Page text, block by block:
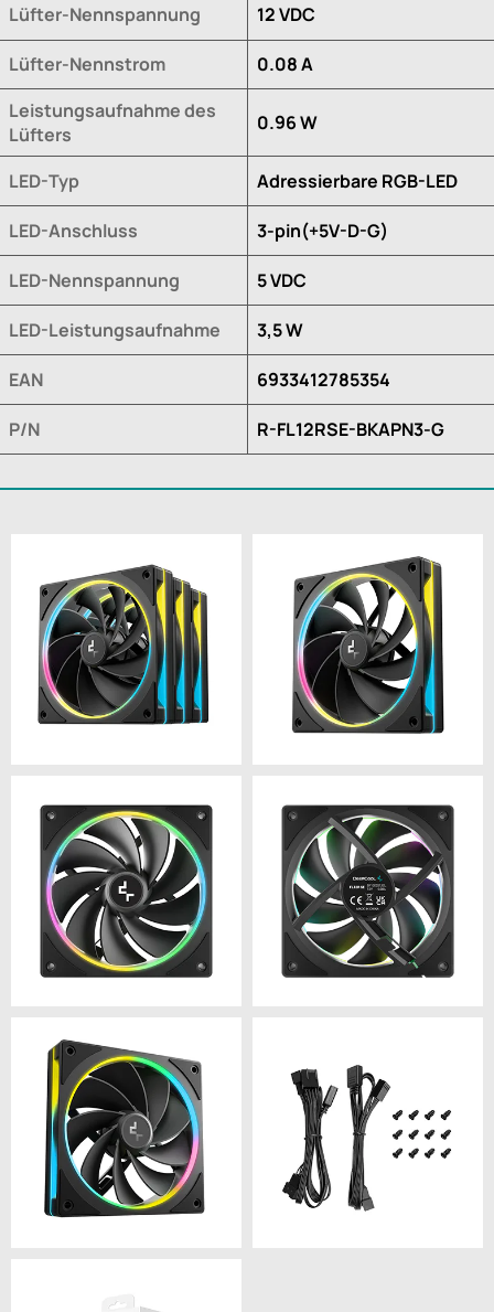
Lüfter-Nennspannung 12 VDC
Lüfter-Nennstrom
0.08 A
Leistungsaufnahme des
Lüfters
0.96 W
LED-Typ Adressierbare RGB-LED
LED-Anschluss 3-pin(+5V-D-G)
LED-Nennspannung 5 VDC
LED-Leistungsaufnahme 3,5 W
EAN 6933412785354
P/N R-FL12RSE-BKAPN3-G